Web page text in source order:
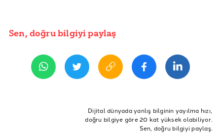
Sen, doğru bilgiyi paylaş
Dijital dünyada yanlış bilginin yayılma hızı,
doğru bilgiye göre 20 kat yüksek olabiliyor.
Sen, doğru bilgiyi paylaş.